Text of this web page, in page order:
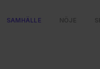
SAMHÄLLE NÖJE